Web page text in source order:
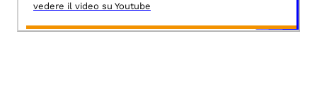
vedere il video su Youtube